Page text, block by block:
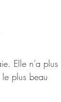
Elle n’a plus
le plus beau